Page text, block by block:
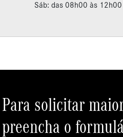
Sáb: das 08h00 às 12h00
Para solicitar
preencha o